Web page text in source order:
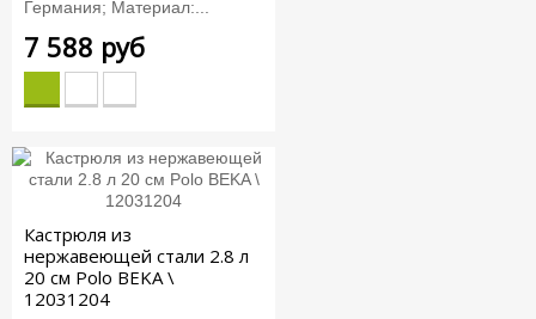
Германия; Материал:...
7 588 руб
Кастрюля из
нержавеющей стали 2.8 л
20 см Polo BEKA \
12031204